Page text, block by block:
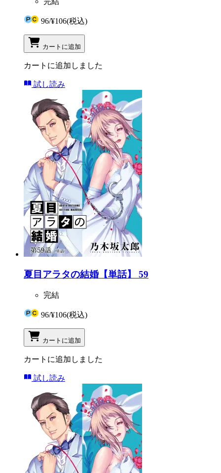
96/¥106(税込)
カートに追加
カートに追加しました
試し読み
夏目アラタの結婚【単話】 59
完結
96/¥106(税込)
カートに追加
カートに追加しました
試し読み